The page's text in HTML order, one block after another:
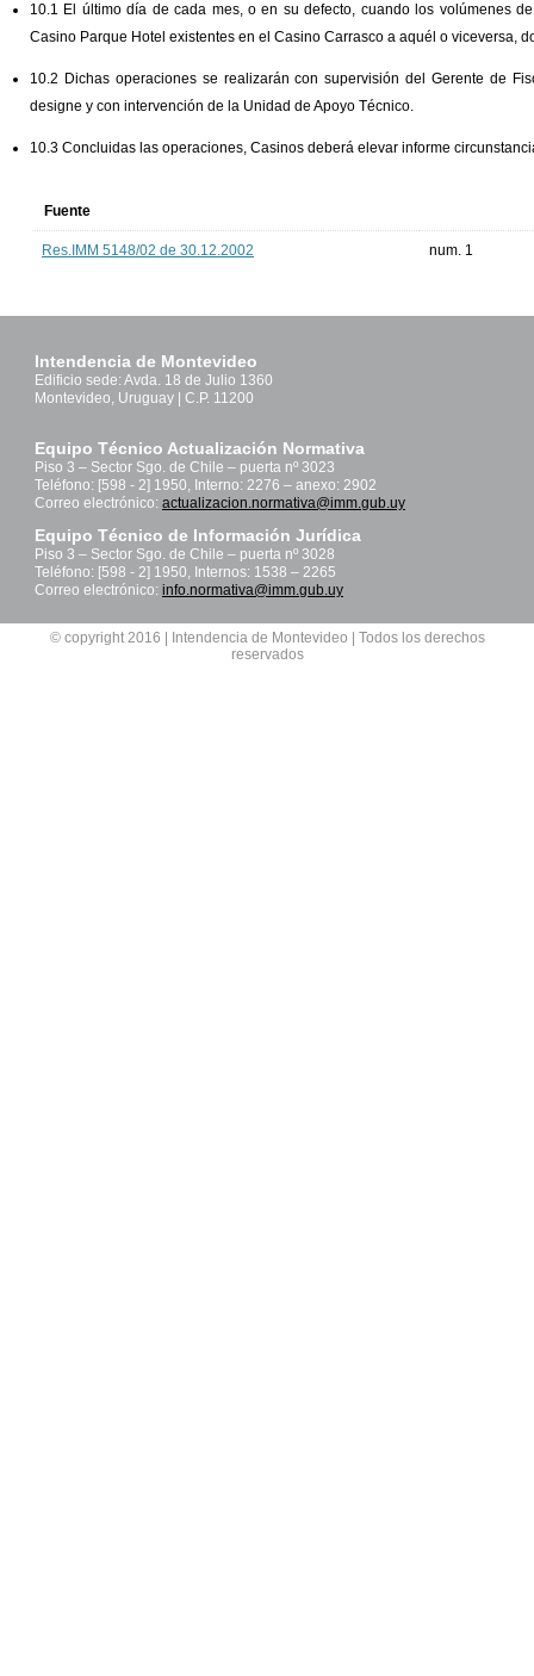
10.1 El último día de cada mes, o en su defecto, cuando los volúmenes
Casino Parque Hotel existentes en el Casino Carrasco a aquél o viceversa,
10.2 Dichas operaciones se realizarán con supervisión del Gerente de
designe y con intervención de la Unidad de Apoyo Técnico.
10.3 Concluidas las operaciones, Casinos deberá elevar informe
Fuente
Res.IMM 5148/02 de 30.12.2002 num. 1
Intendencia de Montevideo
Edificio sede: Avda. 18 de Julio 1360
Montevideo, Uruguay | C.P. 11200
Equipo Técnico Actualización Normativa
Piso 3 – Sector Sgo. de Chile – puerta nº 3023
Teléfono: [598 - 2] 1950, Interno: 2276 – anexo: 2902
Correo electrónico: actualizacion.normativa@imm.gub.uy
Equipo Técnico de Información Jurídica
Piso 3 – Sector Sgo. de Chile – puerta nº 3028
Teléfono: [598 - 2] 1950, Internos: 1538 – 2265
Correo electrónico: info.normativa@imm.gub.uy
© copyright 2016 | Intendencia de Montevideo | Todos los derechos
reservados